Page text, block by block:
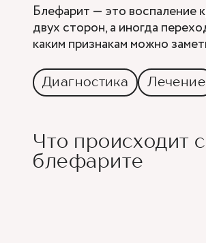
Блефарит — это воспаление
двух сторон, а иногда
каким признакам можно
Диагностика Лечение
Что происходит
блефарите